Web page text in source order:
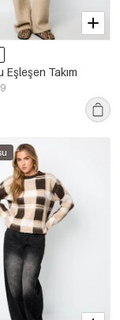
Eşleşen Takım